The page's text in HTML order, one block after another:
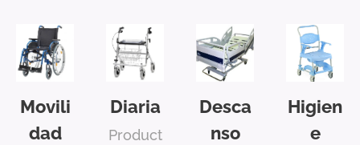
Movili
dad
Diaria
Product
Desca
nso
Higien
e